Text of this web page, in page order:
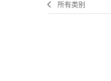
所有类别